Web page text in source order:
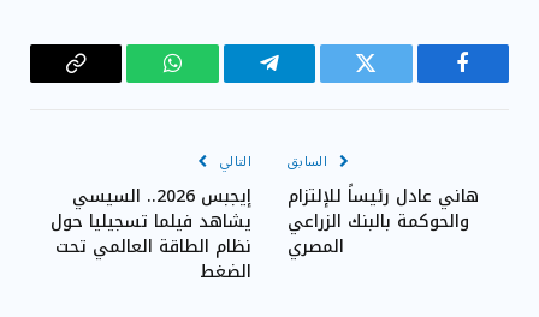
فيسبوك تويتر تيلقرام واتساب
Copy
السابق
هاني عادل رئيساً للإلتزام
والحوكمة بالبنك الزراعي
المصري
التالي
إيجبس 2026.. السيسي
يشاهد فيلما تسجيليا حول
نظام الطاقة العالمي تحت
الضغط